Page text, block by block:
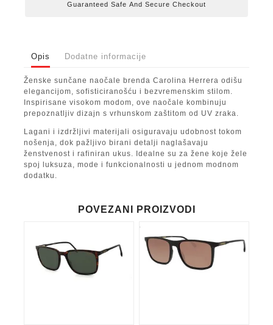
Guaranteed Safe And Secure Checkout
Opis Dodatne informacije
Ženske sunčane naočale brenda Carolina Herrera odišu
elegancijom, sofisticiranošću i bezvremenskim stilom.
Inspirisane visokom modom, ove naočale kombinuju
prepoznatljiv dizajn s vrhunskom zaštitom od UV zraka.
Lagani i izdržljivi materijali osiguravaju udobnost tokom
nošenja, dok pažljivo birani detalji naglašavaju
ženstvenost i rafiniran ukus. Idealne su za žene koje žele
spoj luksuza, mode i funkcionalnosti u jednom modnom
dodatku.
POVEZANI PROIZVODI